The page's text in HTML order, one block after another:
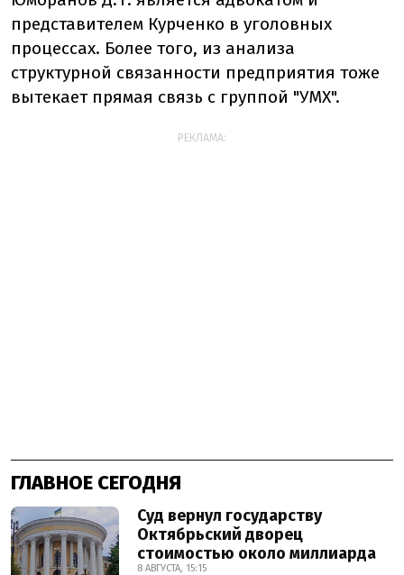
представителем Курченко в уголовных
процессах. Более того, из анализа
структурной связанности предприятия тоже
вытекает прямая связь с группой "УМХ".
РЕКЛАМА:
ГЛАВНОЕ СЕГОДНЯ
Суд вернул государству
Октябрьский дворец
стоимостью около миллиарда
8 АВГУСТА, 15:15